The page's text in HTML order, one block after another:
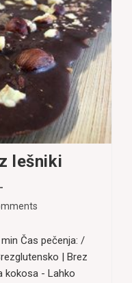
lešniki
Čas pečenja: /
| Brez
kokosa - Lahko